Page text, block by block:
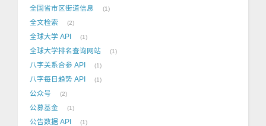
全国省市区街道信息 1
全文检索 2
全球大学 API 1
全球大学排名查询网站 1
八字关系合参 API 1
八字每日趋势 API 1
公众号 2
公募基金 1
公告数据 API 1